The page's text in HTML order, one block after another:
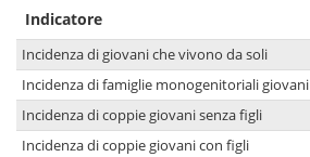
Indicatore
Incidenza di giovani che vivono da soli
Incidenza di famiglie monogenitoriali giovani
Incidenza di coppie giovani senza figli
Incidenza di coppie giovani con figli